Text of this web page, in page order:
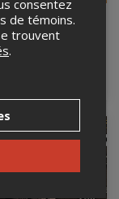
2026, 14h00
Saint-Cyriac,
consentez
de témoins.
trouvent
.